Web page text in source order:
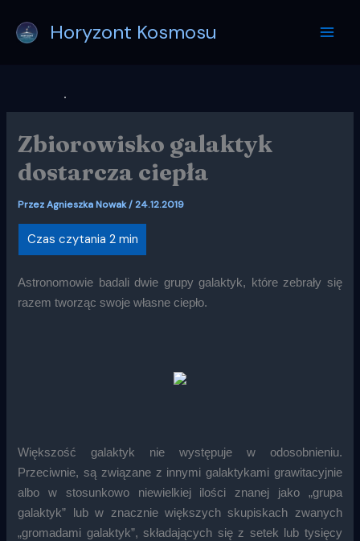
treści
Horyzont Kosmosu
Zbiorowisko galaktyk
dostarcza ciepła
PrzezAgnieszka Nowak/24.12.2019
Astronomowie badali dwie grupy galaktyk, które zebrały się
razem tworząc swoje własne ciepło.
Większość galaktyk nie występuje w odosobnieniu.
Przeciwnie, są związane z innymi galaktykami grawitacyjnie
albo w stosunkowo niewielkiej ilości znanej jako „grupa
galaktyk” lub w znacznie większych skupiskach zwanych
„gromadami galaktyk”, składających się z setek lub tysięcy